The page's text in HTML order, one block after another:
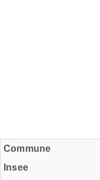
Commune
Insee